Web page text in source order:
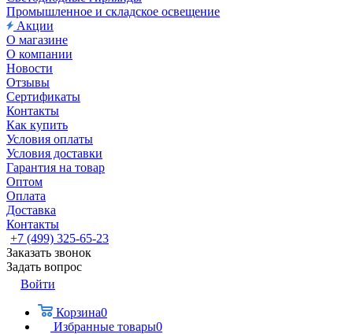
Промышленное и складское освещение
Акции
О магазине
О компании
Новости
Отзывы
Сертификаты
Контакты
Как купить
Условия оплаты
Условия доставки
Гарантия на товар
Оптом
Оплата
Доставка
Контакты
+7 (499) 325-65-23
Заказать звонок
Задать вопрос
Войти
Корзина0
Избранные товары0